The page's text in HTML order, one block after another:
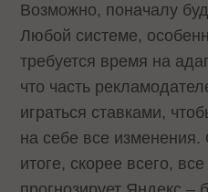
Возможно, поначалу
Любой системе,
требуется время на
что часть
играться ставками,
на себе все
итоге, скорее всего,